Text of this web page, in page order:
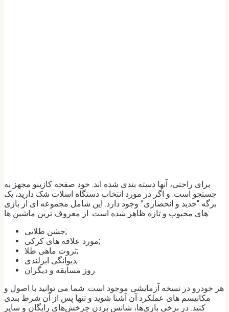
برای راحتی، آنها دسته بندی شده اند. خود صفحه کازینو مجهز به
جستجو است. و اگر در مورد انتخاب دستگاه اسلات شک دارید، یک
برگه “جدید و انحصاری” وجود دارد. این شامل مجموعه ای از بازی
های محبوب و تازه ظاهر شده است. از معروف ترین ماشین ها:
جشن طلایی;
مورد علاقه های کرکی;
ثروت ماهی طلا;
دیوانگی ایرلندی;
روز مسابقه و دیگران.
هر خودرو در نسخه آزمایشی موجود است. شما می توانید با اصول و
مکانیسم های عملکرد آن آشنا شوید و تنها پس از آن شرط بندی
کنید. در برخی بازی‌ها، شانس بردن چرخش‌های رایگان و سایر